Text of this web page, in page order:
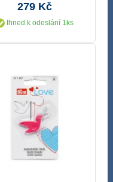
279 Kč
Ihned k odeslání 1ks